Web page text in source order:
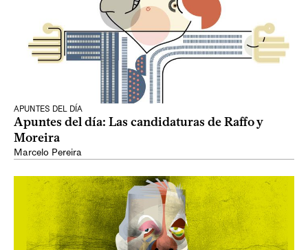
APUNTES DEL DÍA
Apuntes del día: Las candidaturas de Raffo y
Moreira
Marcelo Pereira